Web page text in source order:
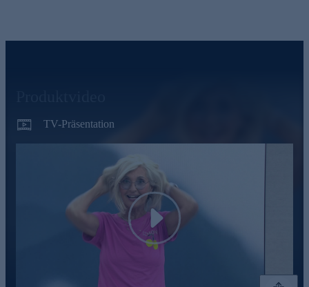
TV-Präsentation
Play